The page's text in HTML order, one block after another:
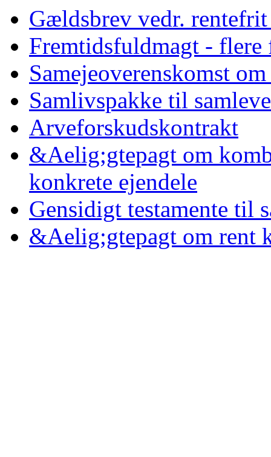
Gældsbrev vedr.
Fremtidsfuldmagt -
Samejeoverenskomst
Samlivspakke til
Arveforskudskontrakt
&Aelig;gtepagt om
konkrete ejendele
Gensidigt testamente til
&Aelig;gtepagt om rent